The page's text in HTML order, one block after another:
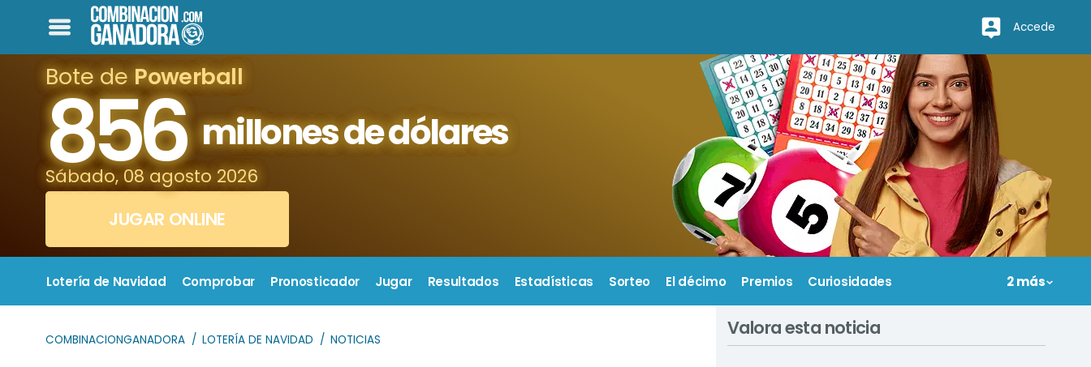
Accede
Bote de Powerball
856 millones de dólares
Sábado, 08 agosto 2026
JUGAR ONLINE
Lotería de Navidad Comprobar Pronosticador Jugar Resultados Estadísticas Sorteo El décimo Premios Curiosidades 2 más
COMBINACIONGANADORA LOTERÍA DE NAVIDAD NOTICIAS
Valora esta noticia